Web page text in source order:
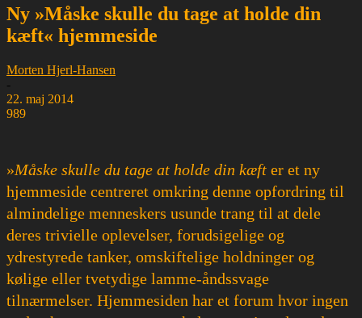
Ny »Måske skulle du tage at holde din
kæft« hjemmeside
Morten Hjerl-Hansen
-
22. maj 2014
989
»Måske skulle du tage at holde din kæft er et ny
hjemmeside centreret omkring denne opfordring til
almindelige menneskers usunde trang til at dele
deres trivielle oplevelser, forudsigelige og
ydrestyrede tanker, omskiftelige holdninger og
kølige eller tvetydige lamme-åndssvage
tilnærmelser. Hjemmesiden har et forum hvor ingen